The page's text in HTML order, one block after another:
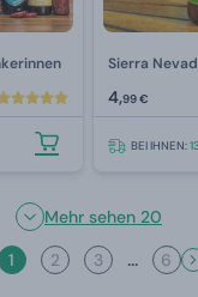
Sierra
4,99 €
BEI IHNEN:
Mehr sehen 20
1
2 3 ... 6